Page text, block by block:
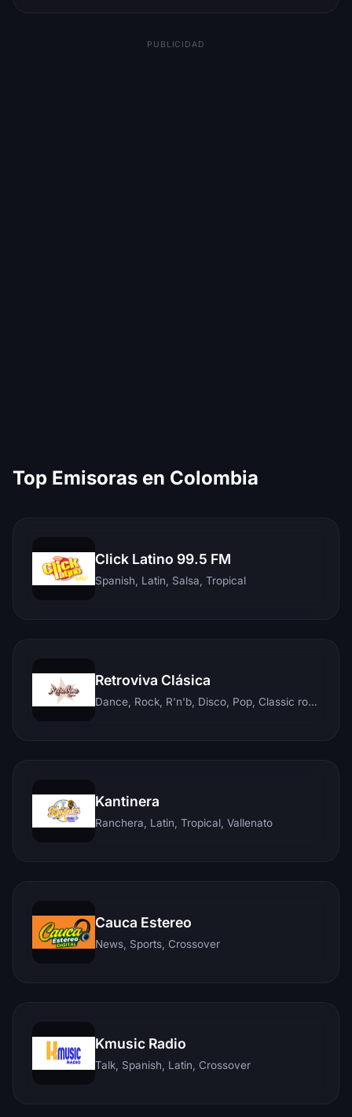
PUBLICIDAD
Top Emisoras en Colombia
Click Latino 99.5 FM
Spanish, Latin, Salsa, Tropical
Retroviva Clásica
Dance, Rock, R'n'b, Disco, Pop, Classic rock, Techno, Reggae
Kantinera
Ranchera, Latin, Tropical, Vallenato
Cauca Estereo
News, Sports, Crossover
Kmusic Radio
Talk, Spanish, Latin, Crossover